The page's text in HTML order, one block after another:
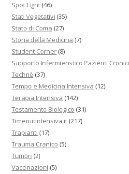
Spot Light (46)
Stati Vegetativi (35)
Stato di Coma (27)
Storia della Medicina (7)
Student Corner (8)
Supporto Infermieristico Pazienti Cronici
Technè (37)
Tempo e Medicina Intensiva (12)
Terapia Intensiva (142)
Testamento Biologico (31)
Timeoutintensiva.it (217)
Trapianti (17)
Trauma Cranico (5)
Tumori (2)
Vaccinazioni (5)